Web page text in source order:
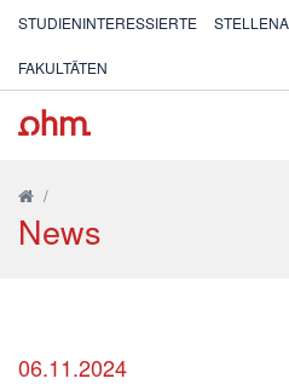
STUDIENINTERESSIERTE
FAKULTÄTEN
/
News
06.11.2024